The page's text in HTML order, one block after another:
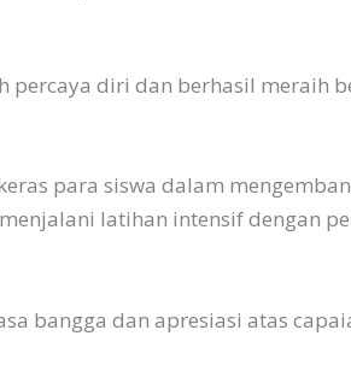
percaya diri dan berhasil meraih
para siswa dalam
latihan intensif dengan
bangga dan apresiasi atas